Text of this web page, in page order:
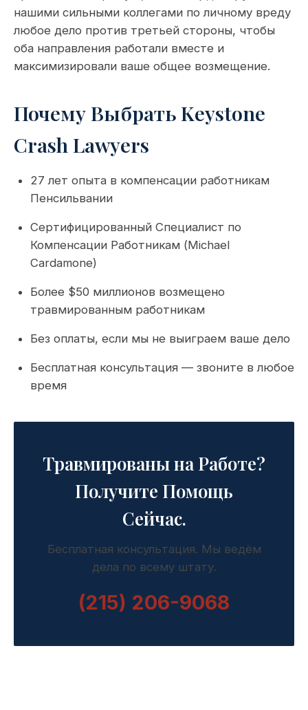
нашими сильными коллегами по личному вреду
любое дело против третьей стороны, чтобы
оба направления работали вместе и
максимизировали ваше общее возмещение.
Почему Выбрать Keystone
Crash Lawyers
27 лет опыта в компенсации работникам
Пенсильвании
Сертифицированный Специалист по
Компенсации Работникам (Michael
Cardamone)
Более $50 миллионов возмещено
травмированным работникам
Без оплаты, если мы не выиграем ваше дело
Бесплатная консультация — звоните в любое
время
Травмированы на Работе?
Получите Помощь
Сейчас.
Бесплатная консультация. Мы ведём
дела по всему штату.
(215) 206-9068